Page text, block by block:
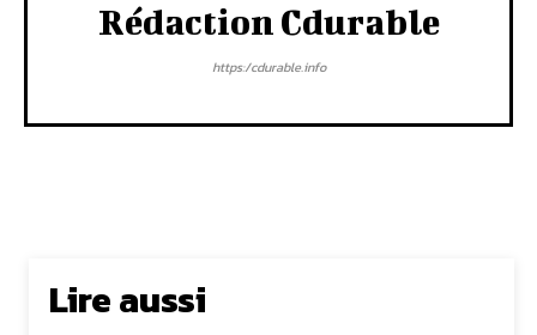
Rédaction Cdurable
https:/cdurable.info
Lire aussi